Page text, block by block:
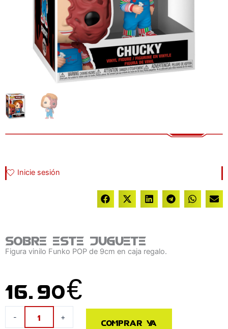
Inicie sesión
Sobre este juguete
Figura vinilo Funko POP de 9cm en caja regalo.
16.90€
- + Comprar ya